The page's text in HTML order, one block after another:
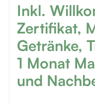
Inkl.
Zertifikat,
Getränke,
1 Monat
und